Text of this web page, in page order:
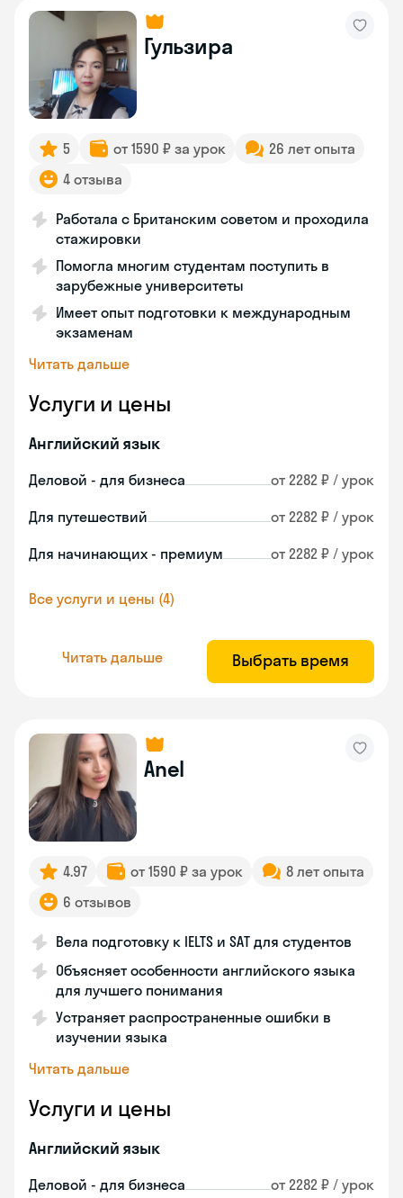
Гульзира
5 от 1590 ₽ за урок
26 лет опыта
4 отзыва
Работала с Британским советом и проходила
стажировки
Помогла многим студентам поступить в
зарубежные университеты
Имеет опыт подготовки к международным
экзаменам
Читать дальше
Услуги и цены
Английский язык
Деловой - для бизнеса от 2282 ₽ / урок
Для путешествий от 2282 ₽ / урок
Для начинающих - премиум от 2282 ₽ / урок
Все услуги и цены (4)
Читать дальше Выбрать время
Anel
4.97 от 1590 ₽ за урок
8 лет опыта
6 отзывов
Вела подготовку к IELTS и SAT для студентов
Объясняет особенности английского языка
для лучшего понимания
Устраняет распространенные ошибки в
изучении языка
Читать дальше
Услуги и цены
Английский язык
Деловой - для бизнеса от 2282 ₽ / урок